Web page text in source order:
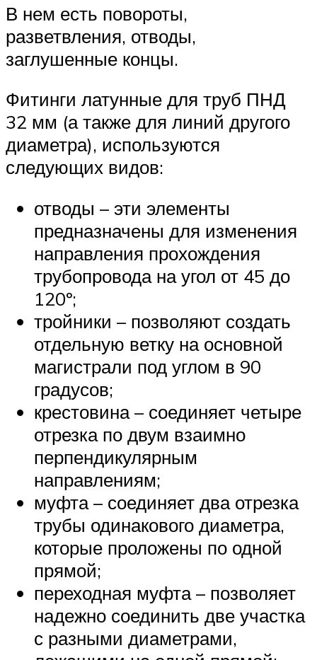
В нем есть повороты,
разветвления, отводы,
заглушенные концы.
Фитинги латунные для труб ПНД
32 мм (а также для линий другого
диаметра), используются
следующих видов:
отводы – эти элементы
предназначены для изменения
направления прохождения
трубопровода на угол от 45 до
120º;
тройники – позволяют создать
отдельную ветку на основной
магистрали под углом в 90
градусов;
крестовина – соединяет четыре
отрезка по двум взаимно
перпендикулярным
направлениям;
муфта – соединяет два отрезка
трубы одинакового диаметра,
которые проложены по одной
прямой;
переходная муфта – позволяет
надежно соединить две участка
с разными диаметрами,